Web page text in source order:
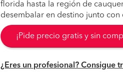
florida hasta la región de
desembalar en destino junto
¡Pide precio gratis y sin
¿Eres un profesional? Consigue